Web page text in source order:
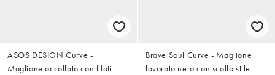
ASOS DESIGN Curve -
Maglione accollato con filati
Brave Soul Curve - Maglione
lavorato nero con scollo stile